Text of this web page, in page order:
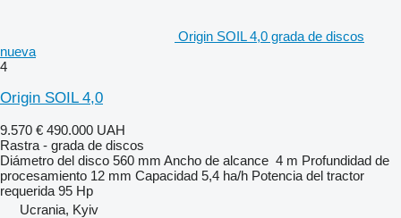
Origin SOIL 4,0 grada de discos
nueva
4
Origin SOIL 4,0
9.570 € 490.000 UAH
Rastra - grada de discos
Diámetro del disco 560 mm Ancho de alcance 4 m Profundidad de
procesamiento 12 mm Capacidad 5,4 ha/h Potencia del tractor
requerida 95 Hp
Ucrania, Kyiv